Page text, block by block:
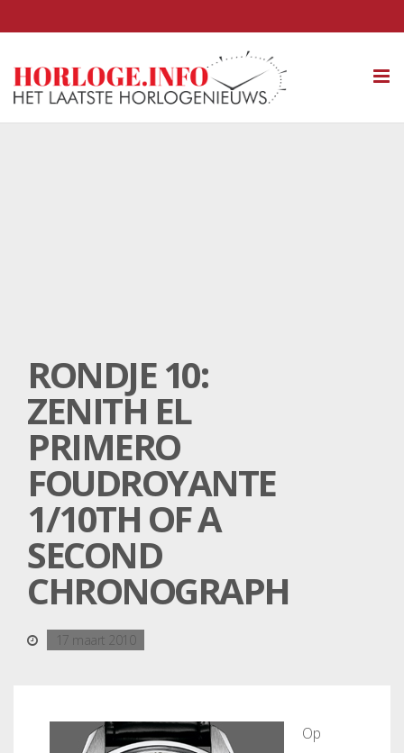
RONDJE 10:
ZENITH EL
PRIMERO
FOUDROYANTE
1/10TH OF A
SECOND
CHRONOGRAPH
17 maart 2010
Op